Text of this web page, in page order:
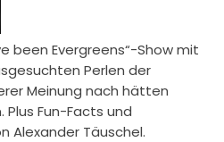
been Evergreens“-Show mit
Perlen der
Meinung nach hätten
Plus Fun-Facts und
Alexander Täuschel.